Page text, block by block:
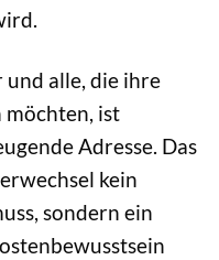
und alle, die ihre
möchten, ist
Adresse. Das
kein
sondern ein